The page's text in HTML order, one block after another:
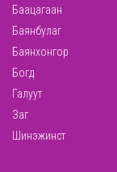
Баацагаан
Баянбулаг
Баянхонгор
Богд
Галуут
Заг
Шинэжинст